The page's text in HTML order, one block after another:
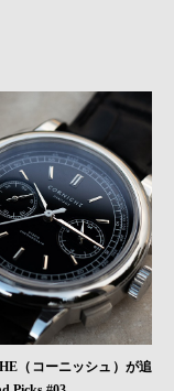
（コーニッシュ）が追